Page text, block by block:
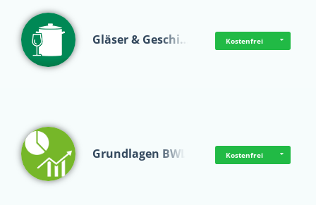
Gläser & Geschi… Kostenfrei
Grundlagen BWL Kostenfrei